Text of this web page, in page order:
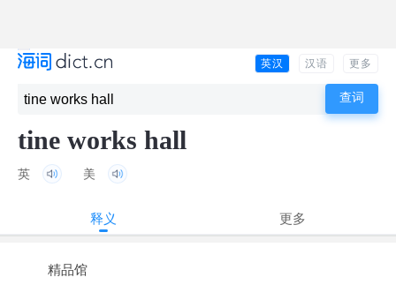
英汉 汉语 更多
tine works hall
英 美
释义 更多
精品馆